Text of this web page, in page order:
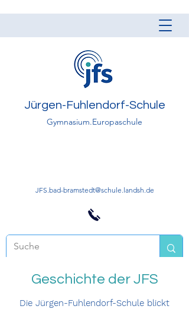
Jürgen-Fuhlendorf-Schule
Gymnasium.Europaschule
JFS.bad-bramstedt@schule.landsh.de
Geschichte der JFS
Die Jürgen-Fuhlendorf-Schule blickt